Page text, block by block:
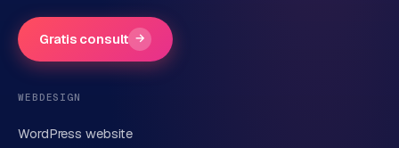
Telefoonnummer(optioneel)
Gratis consult →
WEBDESIGN
WordPress website